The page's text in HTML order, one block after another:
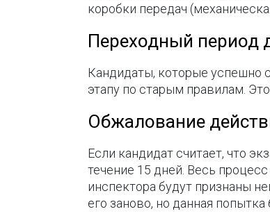
коробки передач
Переходный период
Кандидаты, которые успешно
этапу по старым правилам.
Обжалование
Если кандидат считает, что
течение 15 дней. Весь
инспектора будут признаны
его заново, но данная попытка